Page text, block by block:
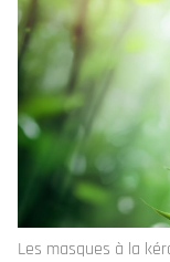
Les masques à la